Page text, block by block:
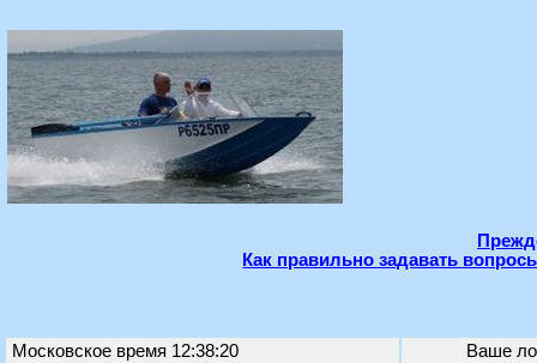
Как правильно задавать
Московское время 12:38:20 Ваше